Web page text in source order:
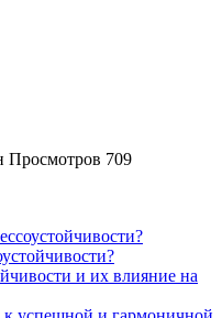
Просмотров 709
и их влияние на